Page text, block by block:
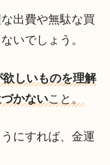
出費や無駄な買
いでしょう。
欲しいものを理解
かないこと。
にすれば、金運